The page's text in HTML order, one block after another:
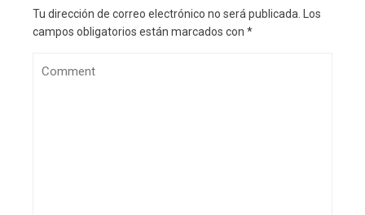
Tu dirección de correo electrónico no será publicada. Los
campos obligatorios están marcados con *